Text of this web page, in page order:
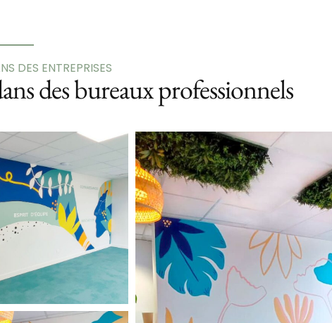
DES ENTREPRISES
des bureaux professionnels